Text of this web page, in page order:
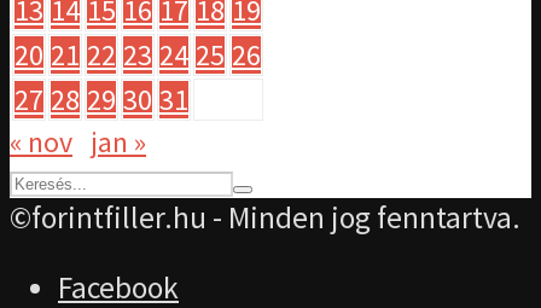
13 14 15 16 17 18 19
20 21 22 23 24 25 26
27 28 29 30 31
« nov jan »
©forintfiller.hu - Minden jog fenntartva.
Facebook